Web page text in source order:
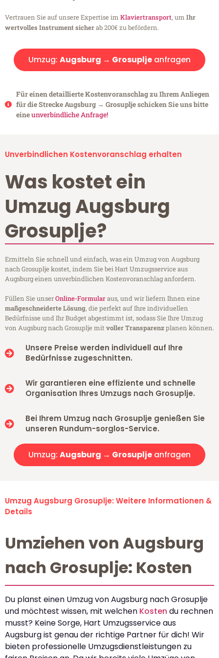
Vertrauen Sie auf unsere Expertise im Klaviertransport, um Ihr
wertvolles Instrument sicherab 200€ zu befördern.
Umzug: Augsburg → Grosuplje anfragen
Für einen detaillierte Kostenvoranschlag zu Ihrem Anliegen
für die Strecke Augsburg → Grosuplje schicken Sie uns bitte
eineunverbindliche Anfrage!
Unverbindlichen Kostenvoranschlag erhalten
Was kostet ein
Umzug Augsburg
Grosuplje?
Ermitteln Sie schnell und einfach, was ein Umzug von Augsburg
nach Grosuplje kostet, indem Sie bei Hart Umzugsservice aus
Augsburg einen unverbindlichen Kostenvoranschlag anfordern.
Füllen Sie unserOnline-Formularaus, und wir liefern Ihnen eine
maßgeschneiderte Lösung, die perfekt auf Ihre individuellen
Bedürfnisse und Ihr Budget abgestimmt ist, sodass Sie Ihre Umzug
von Augsburg nach Grosuplje mitvoller Transparenzplanen können.
Unsere Preise werden individuell auf Ihre
Bedürfnisse zugeschnitten.
Wir garantieren eine effiziente und schnelle
Organisation Ihres Umzugs nach Grosuplje.
Bei Ihrem Umzug nach Grosuplje genießen Sie
unseren Rundum-sorglos-Service.
Umzug: Augsburg → Grosuplje anfragen
Umzug Augsburg Grosuplje: Weitere Informationen &
Details
Umziehen von Augsburg
nach Grosuplje: Kosten
Du planst einen Umzug von Augsburg nach Grosuplje
und möchtest wissen, mit welchen Kosten du rechnen
musst? Keine Sorge, Hart Umzugsservice aus
Augsburg ist genau der richtige Partner für dich! Wir
bieten professionelle Umzugsdienstleistungen zu